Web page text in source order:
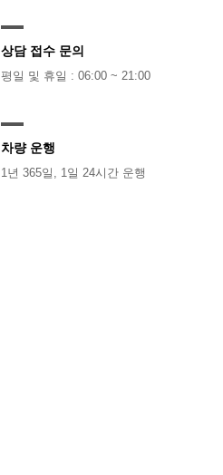
상담 접수 문의
평일 및 휴일 : 06:00 ~ 21:00
차량 운행
1년 365일, 1일 24시간 운행